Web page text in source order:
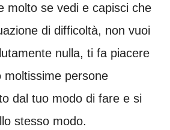
molto se vedi e capisci che
di difficoltà, non vuoi
nulla, ti fa piacere
moltissime persone
dal tuo modo di fare e si
stesso modo.